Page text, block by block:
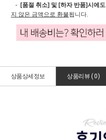
- [품절 취소] 및 [하자 반품]시에도
지 않은 금액으로 환불됩니다.
상품상세정보 상품리뷰 ( 0)